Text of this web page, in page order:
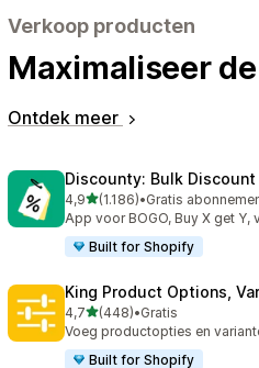
Verkoop producten
Maximaliseer
Ontdek meer
Discounty: Bulk Discount
4,9van 5 sterren
(1.186)
1186 recensies in totaal
•Gratis
App voor BOGO, Buy X get
Built for Shopify
King Product Options,
4,7van 5 sterren
(448)
448 recensies in totaal
•Gratis
Voeg productopties en
Built for Shopify